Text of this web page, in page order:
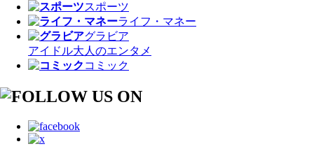
スポーツ
ライフ・マネー
グラビア
アイドル大人のエンタメ
コミック